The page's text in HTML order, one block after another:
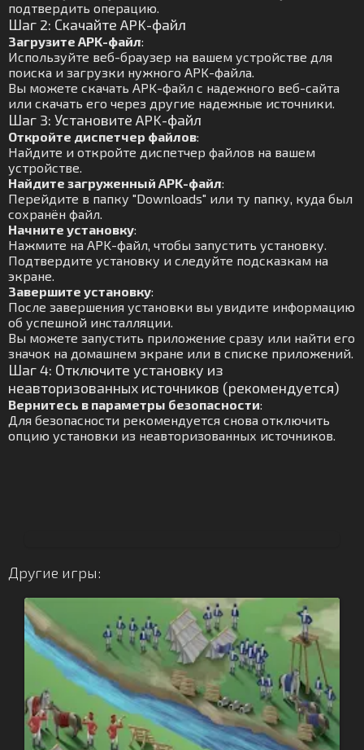
подтвердить операцию.
Шаг 2: Скачайте APK-файл
Загрузите APK-файл:
Используйте веб-браузер на вашем устройстве для
поиска и загрузки нужного APK-файла.
Вы можете скачать APK-файл с надежного веб-сайта
или скачать его через другие надежные источники.
Шаг 3: Установите APK-файл
Откройте диспетчер файлов:
Найдите и откройте диспетчер файлов на вашем
устройстве.
Найдите загруженный APK-файл:
Перейдите в папку "Downloads" или ту папку, куда был
сохранён файл.
Начните установку:
Нажмите на APK-файл, чтобы запустить установку.
Подтвердите установку и следуйте подсказкам на
экране.
Завершите установку:
После завершения установки вы увидите информацию
об успешной инсталляции.
Вы можете запустить приложение сразу или найти его
значок на домашнем экране или в списке приложений.
Шаг 4: Отключите установку из
неавторизованных источников (рекомендуется)
Вернитесь в параметры безопасности:
Для безопасности рекомендуется снова отключить
опцию установки из неавторизованных источников.
Другие игры: